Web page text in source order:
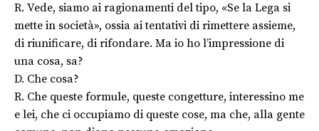
R. Vede, siamo ai ragionamenti del tipo, «Se la Lega si
mette in società», ossia ai tentativi di rimettere assieme,
di riunificare, di rifondare. Ma io ho l’impressione di
una cosa, sa?
D. Che cosa?
R. Che queste formule, queste congetture, interessino me
e lei, che ci occupiamo di queste cose, ma che, alla gente